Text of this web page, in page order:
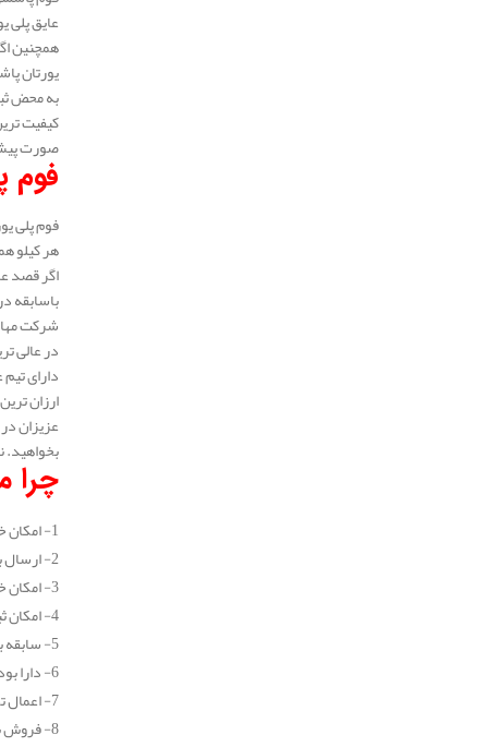
عایق پلی
همچنین
یورتان
به محض
کیفیت
صورت
فوم
فوم پلی
هر کیلو همان گونه که بیان شد 230.000
اگر قصد
باسابقه
شرکت
دارای
ارزان
عزیزان
بخواهید.
چرا
1- امکان خرید جزیی و عمده انواع عایق پلی یورتان
2- ارسال به سراسر نقاط کشور (در تهران طی یک روز کاری و در سایر شهرستان ها طی 2 روز کاری)
3- امکان خرید اینترنتی انواع عایق پلی یورتان
4- امکان ثبت سفارش و خرید عایق پلی یورتان به صورت تلفنی و بدون نیاز به مراجعه حضوری
5- سابقه بیش از 10 ساله در زمینه خرید و فروش انواع عایق
6- دارا بودن نمایندگی فروش معتبر
7- اعمال تخفیف های بسیار خوب برای تمامی مشتریان
8- فروش با کیفیت ترین انواع عایق پلی یورتان